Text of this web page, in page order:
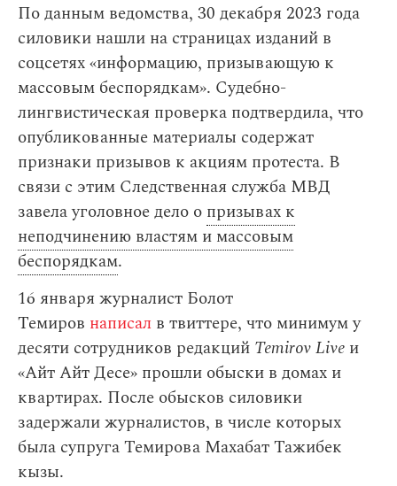
По данным ведомства, 30 декабря 2023 года
силовики нашли на страницах изданий в
соцсетях «информацию, призывающую к
массовым беспорядкам». Судебно-
лингвистическая проверка подтвердила, что
опубликованные материалы содержат
признаки призывов к акциям протеста. В
связи с этим Следственная служба МВД
завела уголовное дело о призывах к
неподчинению властям и массовым
беспорядкам.
16 января журналист Болот
Темиров написал в твиттере, что минимум у
десяти сотрудников редакций Temirov Live и
«Айт Айт Десе» прошли обыски в домах и
квартирах. После обысков силовики
задержали журналистов, в числе которых
была супруга Темирова Махабат Тажибек
кызы.